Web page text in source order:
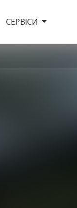
СЕРВІСИ